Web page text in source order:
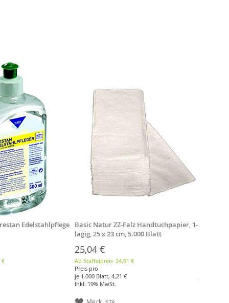
Edelstahlpflege
€
Basic Natur ZZ-Falz Handtuchpapier, 1-
lagig, 25 x 23 cm, 5.000 Blatt
25,04 €
Ab Staffelpreis 24,91 €
Preis pro
je 1.000 Blatt, 4,21 €
Inkl. 19% MwSt.